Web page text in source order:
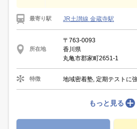
最寄り駅 JR土讃線 金蔵寺駅
所在地
〒763-0093
香川県
丸亀市郡家町2651-1
特徴 地域密着塾, 定期テストに
もっと見る